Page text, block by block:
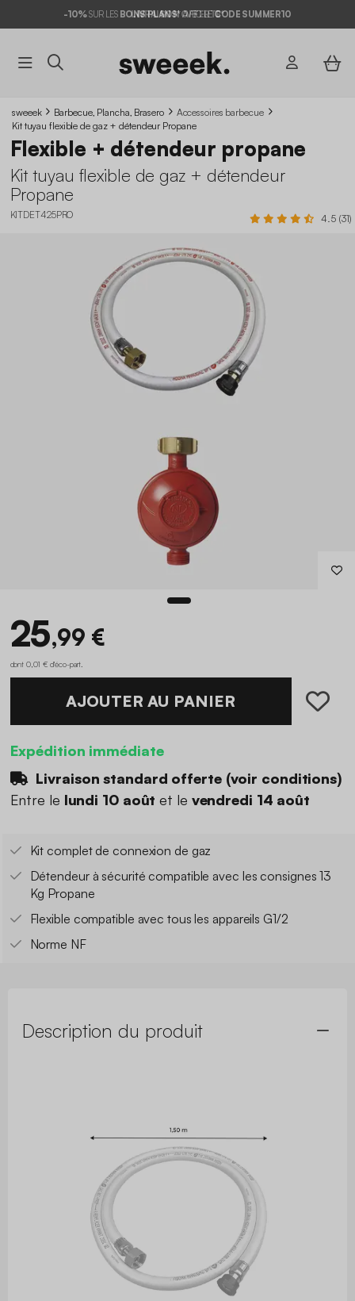
-10%SUR LES BONS PLANS*AVEC LECODE SUMMER10
LIVRAISON OFFERTE*
sweeek Barbecue, Plancha, Brasero
Accessoires barbecue
Kit tuyau flexible de gaz + détendeur Propane
Flexible + détendeur propane
Kit tuyau flexible de gaz + détendeur
Propane
KITDET425PRO 4.5 (31)
25,99 €
dont 0,01 € d'éco-part
AJOUTER AU PANIER
Expédition immédiate
Livraison standard offerte (voir conditions)
Entre le lundi 10 août et le vendredi 14 août
Kit complet de connexion de gaz
Détendeur à sécurité compatible avec les consignes 13
Kg Propane
Flexible compatible avec tous les appareils G1/2
Norme NF
Description du produit